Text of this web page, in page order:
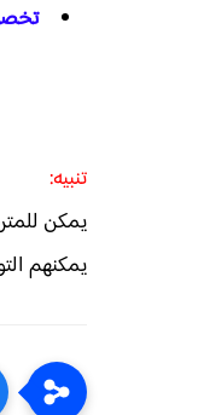
تنبيه:
يمكن
يمكنهم